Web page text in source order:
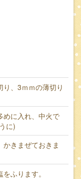
、3ｍｍの薄切り
めに入れ、中火で
に)
きまぜておきま
ふります。